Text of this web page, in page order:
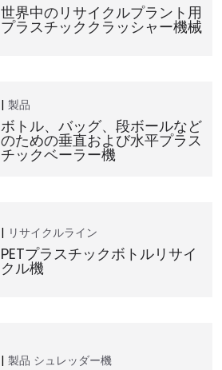
世界中のリサイクルプラント用
プラスチッククラッシャー機械
製品
ボトル、バッグ、段ボールなど
のための垂直および水平プラス
チックベーラー機
リサイクルライン
PETプラスチックボトルリサイ
クル機
製品 シュレッダー機